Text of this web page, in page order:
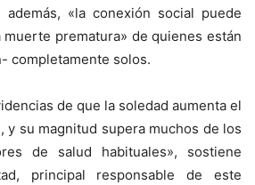
«la conexión social puede
prematura» de quienes están
completamente solos.
de que la soledad aumenta el
y su magnitud supera muchos de los
de salud habituales», sostiene
principal responsable de este